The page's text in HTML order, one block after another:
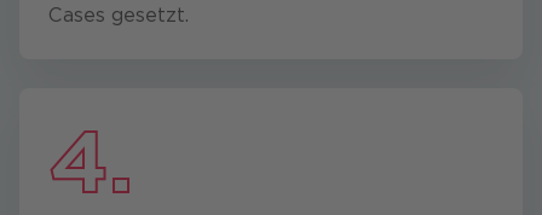
Cases gesetzt.​
4.